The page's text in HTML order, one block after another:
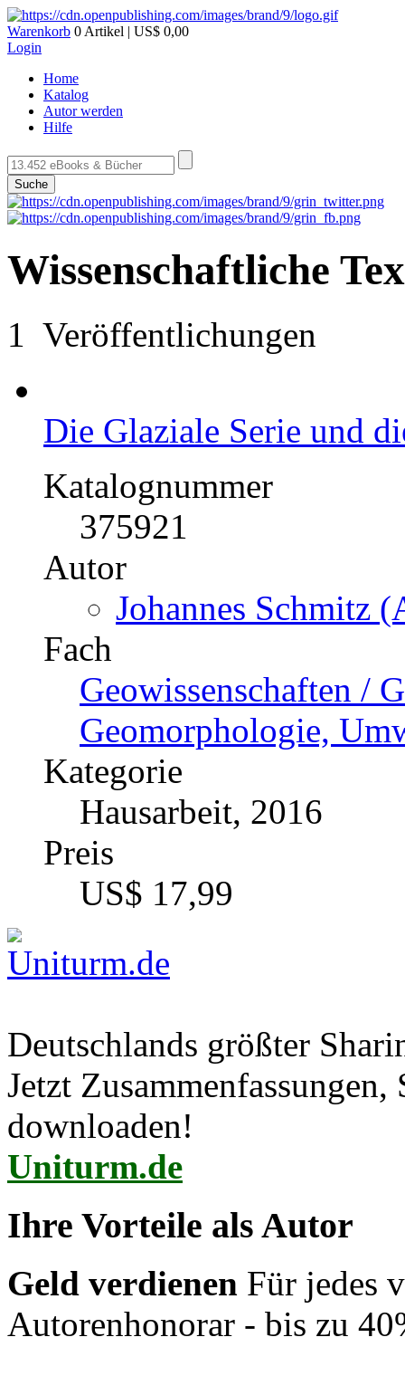
Warenkorb 0 Artikel | US$ 0,00
Login
Home
Katalog
Autor werden
Hilfe
Suche
Wissenschaftliche
1 Veröffentlichungen
Die Glaziale Serie und
Katalognummer
375921
Autor
Johannes Schmitz
Fach
Geowissenschaften /
Geomorphologie,
Kategorie
Hausarbeit, 2016
Preis
US$ 17,99
Deutschlands größter
Jetzt
downloaden!
Uniturm.de
Ihre Vorteile als Autor
Geld verdienen Für jedes
Autorenhonorar - bis zu